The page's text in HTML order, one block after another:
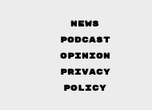
News
Podcast
Opinion
Privacy
Policy